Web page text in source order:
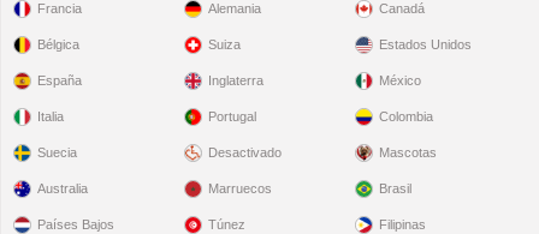
Francia
Bélgica
España
Italia
Suecia
Alemania
Suiza
Inglaterra
Portugal
Desactivado
Canadá
Estados Unidos
México
Colombia
Mascotas
Australia
Países Bajos
Marruecos
Túnez
Brasil
Filipinas